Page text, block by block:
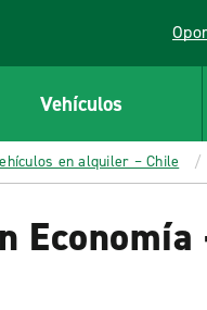
Link
Vehículos
en alquiler – Chile
Economía